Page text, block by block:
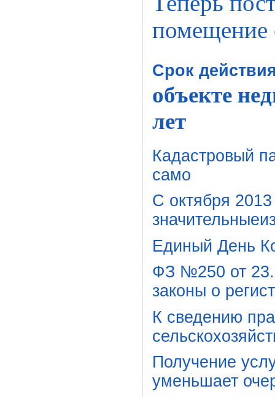
помещение
Срок
объекте
лет
Кадастровый
само
С октября
Единый День
ФЗ №250 от
законы о
К сведению
Получение
уменьшает